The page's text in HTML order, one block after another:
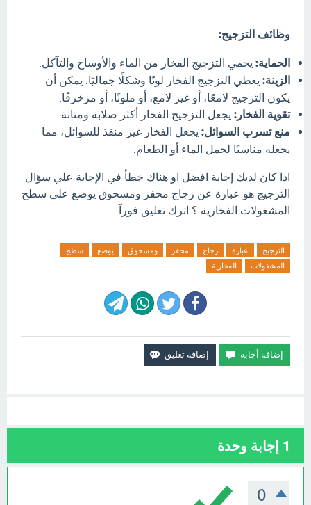
وظائف التزجيج:
الحماية: يحمي التزجيج الفخار من الماء والأوساخ والتآكل.
الزينة: يعطي التزجيج الفخار لونًا وشكلًا جماليًا. يمكن أن
يكون التزجيج لامعًا، أو غير لامع، أو ملونًا، أو مزخرفًا.
تقوية الفخار: يجعل التزجيج الفخار أكثر صلابة ومتانة.
منع تسرب السوائل: يجعل الفخار غير منفذ للسوائل، مما
يجعله مناسبًا لحمل الماء أو الطعام.
اذا كان لديك إجابة افضل او هناك خطأ في الإجابة علي سؤال
التزجيج هو عبارة عن زجاج محفز ومسحوق يوضع على سطح
المشغولات الفخارية ؟ اترك تعليق فورآ.
التزجيج عبارة زجاج محفز ومسحوق يوضع
سطح
المشغولات
الفخارية
1 إجابة وحدة
0